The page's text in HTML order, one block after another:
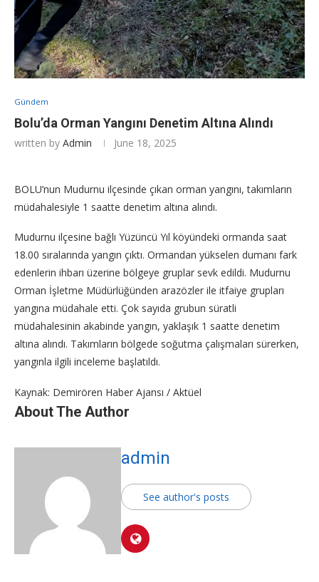
Gündem
Bolu’da Orman Yangını Denetim Altına Alındı
written by Admin June 18, 2025
BOLU’nun Mudurnu ilçesinde çıkan orman yangını, takımların
müdahalesiyle 1 saatte denetim altına alındı.
Mudurnu ilçesine bağlı Yüzüncü Yıl köyündeki ormanda saat
18.00 sıralarında yangın çıktı. Ormandan yükselen dumanı fark
edenlerin ihbarı üzerine bölgeye gruplar sevk edildi. Mudurnu
Orman İşletme Müdürlüğünden arazözler ile itfaiye grupları
yangına müdahale etti. Çok sayıda grubun süratli
müdahalesinin akabinde yangın, yaklaşık 1 saatte denetim
altına alındı. Takımların bölgede soğutma çalışmaları sürerken,
yangınla ilgili inceleme başlatıldı.
Kaynak: Demirören Haber Ajansı / Aktüel
About The Author
admin
See author's posts